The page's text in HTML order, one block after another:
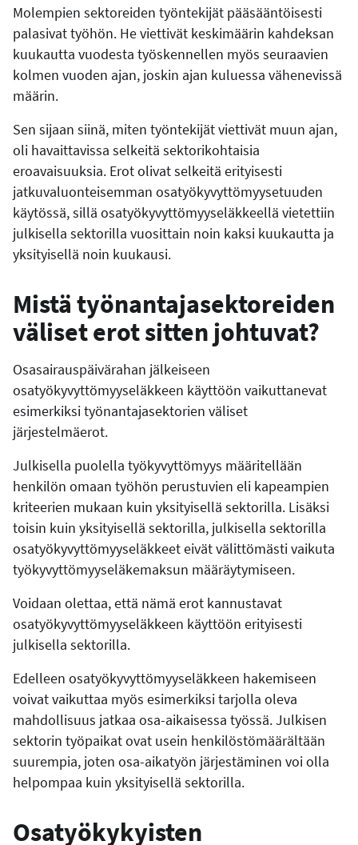
Molempien sektoreiden työntekijät pääsääntöisesti
palasivat työhön. He viettivät keskimäärin kahdeksan
kuukautta vuodesta työskennellen myös seuraavien
kolmen vuoden ajan, joskin ajan kuluessa vähenevissä
määrin.
Sen sijaan siinä, miten työntekijät viettivät muun ajan,
oli havaittavissa selkeitä sektorikohtaisia
eroavaisuuksia. Erot olivat selkeitä erityisesti
jatkuvaluonteisemman osatyökyvyttömyysetuuden
käytössä, sillä osatyökyvyttömyyseläkkeellä vietettiin
julkisella sektorilla vuosittain noin kaksi kuukautta ja
yksityisellä noin kuukausi.
Mistä työnantajasektoreiden
väliset erot sitten johtuvat?
Osasairauspäivärahan jälkeiseen
osatyökyvyttömyyseläkkeen käyttöön vaikuttanevat
esimerkiksi työnantajasektorien väliset
järjestelmäerot.
Julkisella puolella työkyvyttömyys määritellään
henkilön omaan työhön perustuvien eli kapeampien
kriteerien mukaan kuin yksityisellä sektorilla. Lisäksi
toisin kuin yksityisellä sektorilla, julkisella sektorilla
osatyökyvyttömyyseläkkeet eivät välittömästi vaikuta
työkyvyttömyyseläkemaksun määräytymiseen.
Voidaan olettaa, että nämä erot kannustavat
osatyökyvyttömyyseläkkeen käyttöön erityisesti
julkisella sektorilla.
Edelleen osatyökyvyttömyyseläkkeen hakemiseen
voivat vaikuttaa myös esimerkiksi tarjolla oleva
mahdollisuus jatkaa osa-aikaisessa työssä. Julkisen
sektorin työpaikat ovat usein henkilöstömäärältään
suurempia, joten osa-aikatyön järjestäminen voi olla
helpompaa kuin yksityisellä sektorilla.
Osatyökykyisten